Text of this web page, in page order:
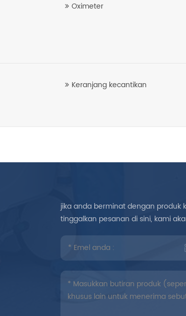
Oximeter
Keranjang kecantikan
jika anda berminat dengan produk
tinggalkan pesanan di sini, kami